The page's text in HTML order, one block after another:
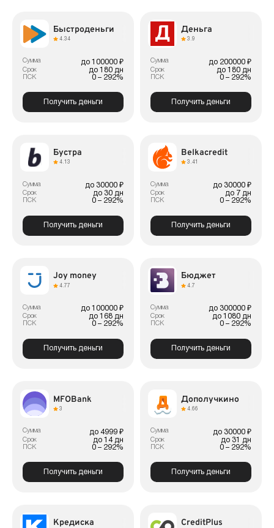
Быстроденьги
4.34
Сумма до 100000 ₽
Срок до 180 дн
ПСК 0 – 292%
Получить деньги
Деньга
3.9
Сумма до 200000 ₽
Срок до 180 дн
ПСК 0 – 292%
Получить деньги
Бустра
4.13
Сумма до 30000 ₽
Срок до 30 дн
ПСК 0 – 292%
Получить деньги
Belkacredit
3.41
Сумма до 30000 ₽
Срок до 7 дн
ПСК 0 – 292%
Получить деньги
Joy money
4.77
Сумма до 100000 ₽
Срок до 168 дн
ПСК 0 – 292%
Получить деньги
Бюджет
4.7
Сумма до 300000 ₽
Срок до 1080 дн
ПСК 0 – 292%
Получить деньги
MFOBank
3
Сумма до 4999 ₽
Срок до 14 дн
ПСК 0 – 292%
Получить деньги
Дополучкино
4.66
Сумма до 30000 ₽
Срок до 31 дн
ПСК 0 – 292%
Получить деньги
Кредиска CreditPlus